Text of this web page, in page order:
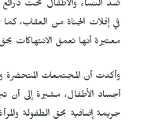
ضد النساء والأطفال تحت
في إفلات الجناة من العقاب،
معتبرة أنها تعمق الانتهاكات
وأكدت أن المجتمعات المتحضرة
أجساد الأطفال، مشيرة إلى أن
جريمة إضافية بحق الطفولة